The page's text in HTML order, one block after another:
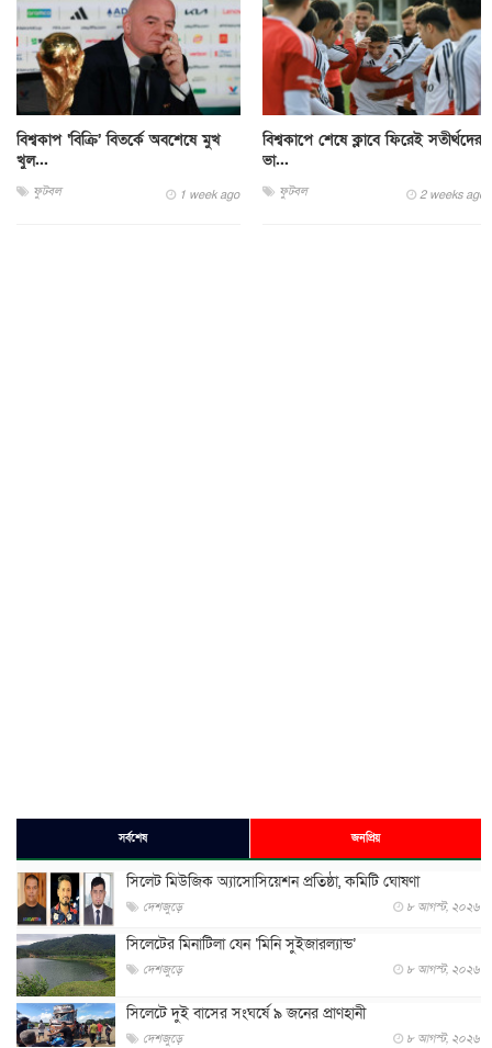
বিশ্বকাপ ‘বিক্রি’ বিতর্কে অবশেষে মুখ
খুল...
ফুটবল 1 week ago
বিশ্বকাপে শেষে ক্লাবে ফিরেই সতীর্থদের
ভা...
ফুটবল 2 weeks ago
সর্বশেষ জনপ্রিয়
সিলেট মিউজিক অ্যাসোসিয়েশন প্রতিষ্ঠা, কমিটি ঘোষণা
দেশজুড়ে ৮ আগস্ট, ২০২৬
সিলেটের মিনাটিলা যেন ‘মিনি সুইজারল্যান্ড’
দেশজুড়ে ৮ আগস্ট, ২০২৬
সিলেটে দুই বাসের সংঘর্ষে ৯ জনের প্রাণহানী
দেশজুড়ে ৮ আগস্ট, ২০২৬